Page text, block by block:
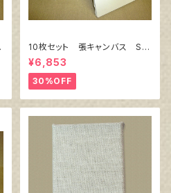
10枚セット 張キャンバス Sn
owWhite SPC（綿・ポリエステ
ル）F4 333㎜×242㎜
¥6,853
30%OFF